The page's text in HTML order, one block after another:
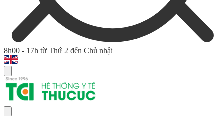
8h00 - 17h từ Thứ 2 đến Chủ nhật